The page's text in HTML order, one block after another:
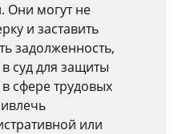
Они могут не
и заставить
задолженность,
суд для защиты
сфере трудовых
или